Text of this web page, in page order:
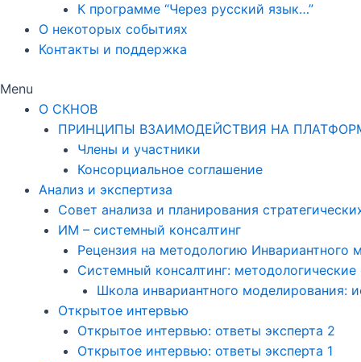
К программе “Через русский язык…”
О некоторых событиях
Контакты и поддержка
Menu
О СКНОВ
ПРИНЦИПЫ ВЗАИМОДЕЙСТВИЯ НА
Члены и участники
Консорциальное соглашение
Анализ и экспертиза
Совет анализа и планирования
ИМ – системный консалтинг
Рецензия на методологию Инвариантного
Системный консалтинг: методологические
Школа инвариантного моделирования:
Открытое интервью
Открытое интервью: ответы эксперта 2
Открытое интервью: ответы эксперта 1